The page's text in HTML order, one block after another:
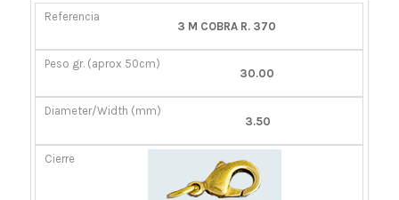
3 M COBRA R. 370
30.00
3.50